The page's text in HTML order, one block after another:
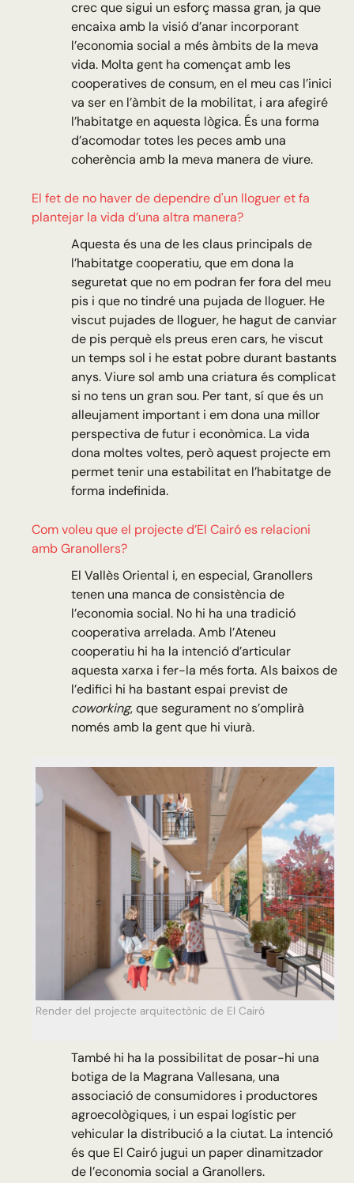
crec que sigui un esforç massa gran, ja que
encaixa amb la visió d’anar incorporant
l’economia social a més àmbits de la meva
vida. Molta gent ha començat amb les
cooperatives de consum, en el meu cas l’inici
va ser en l’àmbit de la mobilitat, i ara afegiré
l’habitatge en aquesta lògica. És una forma
d’acomodar totes les peces amb una
coherència amb la meva manera de viure.
El fet de no haver de dependre d'un lloguer et fa
plantejar la vida d’una altra manera?
Aquesta és una de les claus principals de
l’habitatge cooperatiu, que em dona la
seguretat que no em podran fer fora del meu
pis i que no tindré una pujada de lloguer. He
viscut pujades de lloguer, he hagut de canviar
de pis perquè els preus eren cars, he viscut
un temps sol i he estat pobre durant bastants
anys. Viure sol amb una criatura és complicat
si no tens un gran sou. Per tant, sí que és un
alleujament important i em dona una millor
perspectiva de futur i econòmica. La vida
dona moltes voltes, però aquest projecte em
permet tenir una estabilitat en l’habitatge de
forma indefinida.
Com voleu que el projecte d’El Cairó es relacioni
amb Granollers?
El Vallès Oriental i, en especial, Granollers
tenen una manca de consistència de
l’economia social. No hi ha una tradició
cooperativa arrelada. Amb l’Ateneu
cooperatiu hi ha la intenció d’articular
aquesta xarxa i fer-la més forta. Als baixos de
l’edifici hi ha bastant espai previst de
coworking, que segurament no s’omplirà
només amb la gent que hi viurà.
Render del projecte arquitectònic de El Cairó
També hi ha la possibilitat de posar-hi una
botiga de la Magrana Vallesana, una
associació de consumidores i productores
agroecològiques, i un espai logístic per
vehicular la distribució a la ciutat. La intenció
és que El Cairó jugui un paper dinamitzador
de l’economia social a Granollers.